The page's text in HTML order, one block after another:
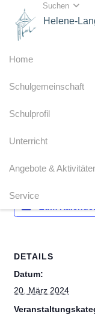
Suchen
Helene-
Home
Schulgemeinschaft
Schulprofil
Unterricht
Angebote &
Service
Abitur E
DETAILS
Datum:
20. März 2024